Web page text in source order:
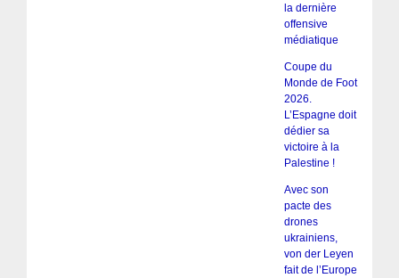
la dernière
offensive
médiatique
Coupe du
Monde de Foot
2026.
L’Espagne doit
dédier sa
victoire à la
Palestine !
Avec son
pacte des
drones
ukrainiens,
von der Leyen
fait de l’Europe